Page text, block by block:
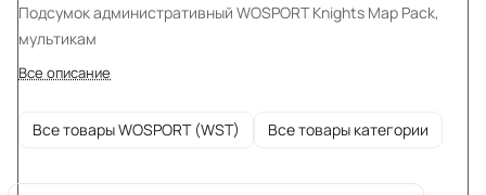
Подсумок административный WOSPORT Knights Map Pack,
мультикам
Все описание
Все товары WOSPORT (WST) Все товары категории